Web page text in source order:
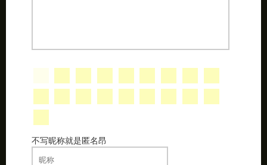
不写昵称就是匿名昂